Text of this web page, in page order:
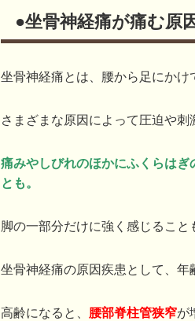
●坐骨神経痛が痛む原
坐骨神経痛とは、腰から足にかけ
さまざまな原因によって圧迫や
痛みやしびれのほかにふくらは
とも。
脚の一部分だけに強く感じること
坐骨神経痛の原因疾患として、年
高齢になると、 腰部脊柱管狭窄が